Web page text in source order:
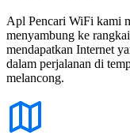
Apl Pencari WiFi kami
menyambung ke
mendapatkan Internet
dalam perjalanan di
melancong.